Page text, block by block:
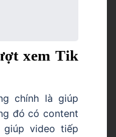
xem Tik
chính là giúp
đó có content
giúp video tiếp